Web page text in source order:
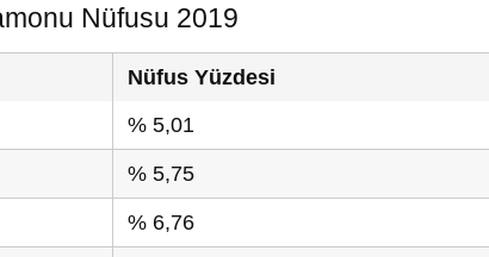
Nüfusu 2019
Nüfus Yüzdesi
% 5,01
% 5,75
% 6,76